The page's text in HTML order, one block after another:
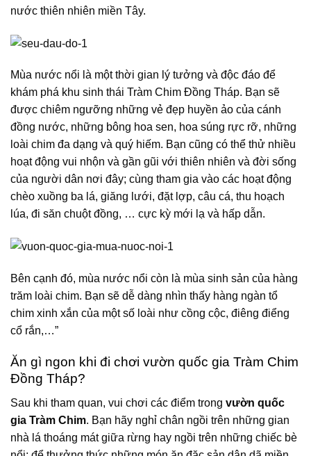
nước thiên nhiên miền Tây.
Mùa nước nổi là một thời gian lý tưởng và độc đáo để
khám phá khu sinh thái Tràm Chim Đồng Tháp. Bạn sẽ
được chiêm ngưỡng những vẻ đẹp huyền ảo của cánh
đồng nước, những bông hoa sen, hoa súng rực rỡ, những
loài chim đa dạng và quý hiếm. Bạn cũng có thể thử nhiều
hoạt động vui nhộn và gần gũi với thiên nhiên và đời sống
của người dân nơi đây; cùng tham gia vào các hoạt động
chèo xuồng ba lá, giăng lưới, đặt lợp, câu cá, thu hoạch
lúa, đi săn chuột đồng, … cực kỳ mới lạ và hấp dẫn.
Bên cạnh đó, mùa nước nổi còn là mùa sinh sản của hàng
trăm loài chim. Bạn sẽ dễ dàng nhìn thấy hàng ngàn tổ
chim xinh xắn của một số loài như cồng cộc, điêng điểng
cổ rắn,…”
Ăn gì ngon khi đi chơi vườn quốc gia Tràm Chim
Đồng Tháp?
Sau khi tham quan, vui chơi các điểm trong vườn quốc
gia Tràm Chim. Bạn hãy nghỉ chân ngồi trên những gian
nhà lá thoáng mát giữa rừng hay ngồi trên những chiếc bè